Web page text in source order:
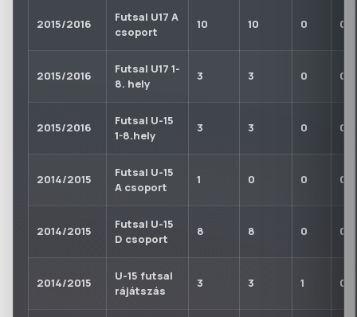
2015/2016
Futsal U17 A
csoport
10 10 0 0
2015/2016
Futsal U17 1-
8. hely
3 3 0 0
2015/2016
Futsal U-15
1-8.hely
3 3 0 0
2014/2015
Futsal U-15
A csoport
1 0 0 0
2014/2015
Futsal U-15
D csoport
8 8 0 0
2014/2015
U-15 futsal
rájátszás
3 3 1 0